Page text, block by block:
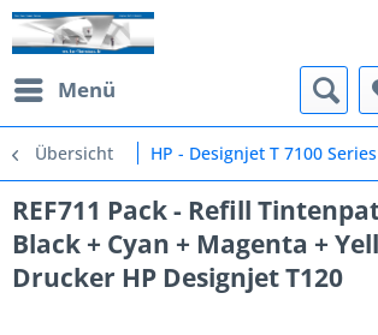
Menü
Übersicht HP - Designjet T 7100 Series
REF711 Pack - Refill
Black + Cyan + Magenta +
Drucker HP Designjet T120